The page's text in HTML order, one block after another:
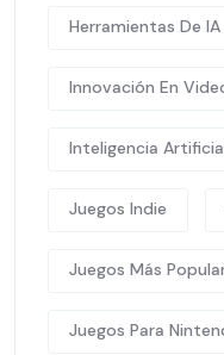
Herramientas De IA
Innovación En
Inteligencia
Juegos Indie
Juegos Más
Juegos Para